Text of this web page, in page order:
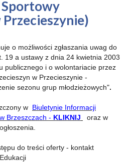
o możliwości zgłaszania uwag do
19 a ustawy z dnia 24 kwietnia 2003
publicznego i o wolontariacie przez
w Przecieszynie -
sezonu grup młodzieżowych".
w Biuletynie Informacji
Brzeszczach - KLIKNIJ
oraz w
do treści oferty - kontakt